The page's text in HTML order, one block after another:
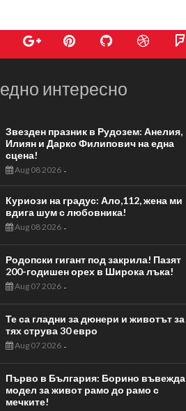
интересно
Звезден празник в Рудозем: Анелия,
Илиян и Дарко Филипович на една
сцена!
Aug 08 2026 -
Куриози на градус: Ало,112, жена ми
вдига шум с любовника!
Aug 08 2026 -
Родопски гигант под закрила! Пазят
200-годишен орех в Широка лъка!
Aug 07 2026 -
Те са гладни за дюнери и животът за
тях струва 30 евро
Aug 07 2026 -
Първо в България: Борино въвежда
модел за живот рамо до рамо с
мечките!